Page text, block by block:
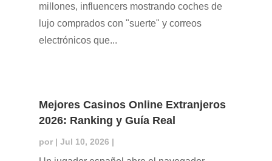
millones, influencers mostrando coches de
lujo comprados con "suerte" y correos
electrónicos que...
Mejores Casinos Online Extranjeros
2026: Ranking y Guía Real
por | Jul 10, 2026 |